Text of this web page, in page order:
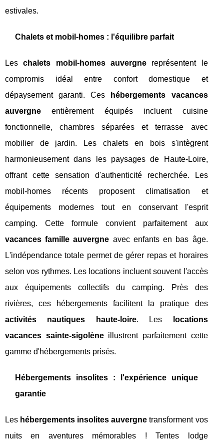
estivales.
Chalets et mobil-homes : l'équilibre parfait
Leschalets mobil-homes auvergnereprésentent le
compromis idéal entre confort domestique et
dépaysement garanti. Ces
hébergements vacances
auvergne entièrement équipés incluent cuisine
fonctionnelle, chambres séparées et terrasse avec
mobilier de jardin. Les chalets en bois s'intègrent
harmonieusement dans les paysages de Haute-Loire,
offrant cette sensation d'authenticité recherchée. Les
mobil-homes récents proposent climatisation et
équipements modernes tout en conservant l'esprit
camping. Cette formule convient parfaitement aux
vacances famille auvergne avec enfants en bas âge.
L'indépendance totale permet de gérer repas et horaires
selon vos rythmes. Les locations incluent souvent l'accès
aux équipements collectifs du camping. Près des
rivières, ces hébergements facilitent la pratique des
activités nautiques haute-loire. Les
locations
vacances sainte-sigolèneillustrent parfaitement cette
gamme d'hébergements prisés.
Hébergements insolites : l'expérience unique
garantie
Les hébergements insolites auvergne transforment vos
nuits en aventures mémorables ! Tentes lodge